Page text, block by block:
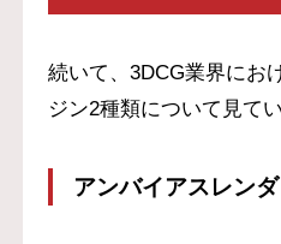
続いて、3DCG業界にお
ジン2種類について見て
アンバイアスレン